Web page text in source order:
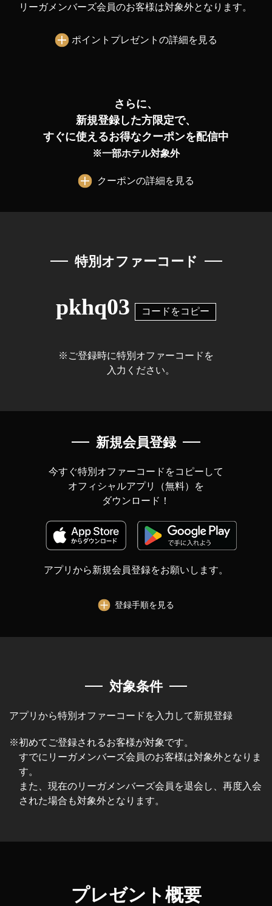
リーガメンバーズ会員のお客様は対象外となります。
ポイントプレゼントの詳細を見る
さらに、
新規登録した方限定で、
すぐに使えるお得なクーポンを配信中
※一部ホテル対象外
クーポンの詳細を見る
特別オファーコード
pkhq03 コードをコピー
※ご登録時に特別オファーコードを
入力ください。
新規会員登録
今すぐ特別オファーコードをコピーして
オフィシャルアプリ（無料）を
ダウンロード！
アプリから新規会員登録をお願いします。
登録手順を見る
対象条件
アプリから特別オファーコードを入力して新規登録
※初めてご登録されるお客様が対象です。
すでにリーガメンバーズ会員のお客様は対象外となりま
す。
また、現在のリーガメンバーズ会員を退会し、再度入会
された場合も対象外となります。
プレゼント概要